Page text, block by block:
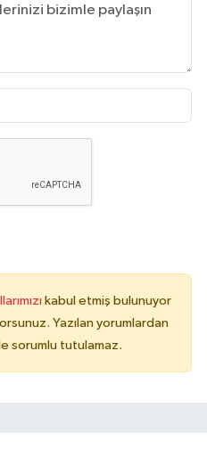
kabul etmiş bulunuyor
Yazılan yorumlardan
sorumlu tutulamaz.